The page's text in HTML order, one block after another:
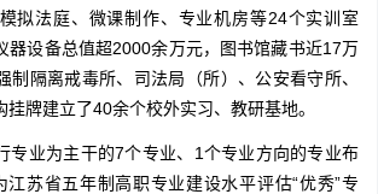
拟法庭、微课制作、专业机房等24个实训室
器设备总值超2000余万元，图书馆藏书近17万
制隔离戒毒所、司法局（所）、公安看守所、
牌建立了40余个校外实习、教研基地。
专业为主干的7个专业、1个专业方向的专业布
江苏省五年制高职专业建设水平评估“优秀”专